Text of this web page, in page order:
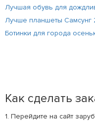
Лучшая обувь для
Лучше планшеты Самсунг
Ботинки для города
Как сделать
1. Перейдите на сайт